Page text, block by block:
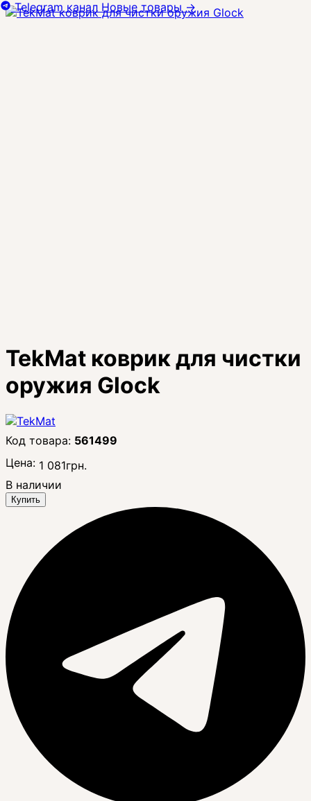
TekMat коврик для чистки
оружия Glock
561499
Цена: 1 081грн.
В наличии
Купить
Telegram канал Новые товары →